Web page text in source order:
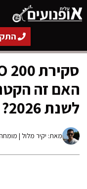
לדלג
לתוכן
התקשרו:
האם זה
לשנת 2026?
מאת: יקיר מלול | מומחה